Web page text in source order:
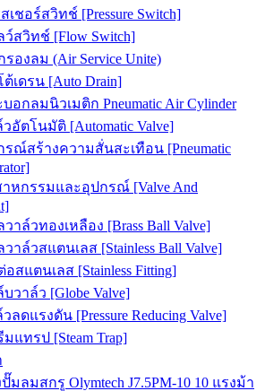
เชอร์สวิทช์ [Pressure Switch]
ว์สวิทช์ [Flow Switch]
รองลม (Air Service Unite)
ต้เดรน [Auto Drain]
บอกลมนิวเมติก Pneumatic Air Cylinder
วอัตโนมัติ [Automatic Valve]
รณ์สร้างความสั่นสะเทือน [Pneumatic
หกรรมและอุปกรณ์ [Valve And
าล์วทองเหลือง [Brass Ball Valve]
าล์วสแตนเลส [Stainless Ball Valve]
สแตนเลส [Stainless Fitting]
วาล์ว [Globe Valve]
ลดแรงดัน [Pressure Reducing Valve]
มแทรป [Steam Trap]
มลมสกรู Olymtech J7.5PM-10 10 แรงม้า